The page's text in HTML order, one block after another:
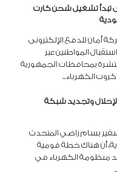
تبدأ تشغيل شحن كارت
2018 دأت شركة أمان للدفع الإلكترونى
بدءًا منشهر أبريل 2018 استقبال المواطنين عبر
بمحافظات الجمهورية
الكهرباء...
وتجديد شبكة
4/2018 أكد السفير بسام راضي المتحدث
أن هناك خطة قومية
منظومة الكهرباء في